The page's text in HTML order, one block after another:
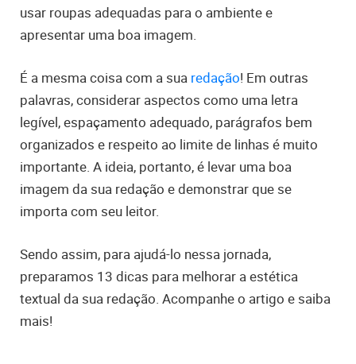
usar roupas adequadas para o ambiente e
apresentar uma boa imagem.
É a mesma coisa com a sua redação! Em outras
palavras, considerar aspectos como uma letra
legível, espaçamento adequado, parágrafos bem
organizados e respeito ao limite de linhas é muito
importante. A ideia, portanto, é levar uma boa
imagem da sua redação e demonstrar que se
importa com seu leitor.
Sendo assim, para ajudá-lo nessa jornada,
preparamos 13 dicas para melhorar a estética
textual da sua redação. Acompanhe o artigo e saiba
mais!